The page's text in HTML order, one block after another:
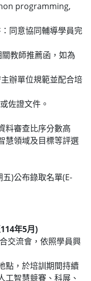
programming,
同意協同輔導學員完
教師推薦函，如為
辦單位規範並配合培
佐證文件。
審查比序分數高
慧領域及目標等評選
)公布錄取名單(E-
年5月)
交流會，依照學員興
點，於培訓期間持續
工智慧競賽、科展、